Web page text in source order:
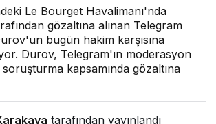
Le Bourget Havalimanı'nda
gözaltına alınan Telegram
bugün hakim karşısına
Durov, Telegram'ın moderasyon
soruşturma kapsamında gözaltına
tarafından yayınlandı